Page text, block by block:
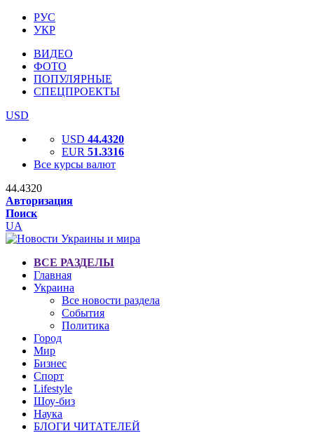
РУС
УКР
ВИДЕО
ФОТО
ПОПУЛЯРНЫЕ
СПЕЦПРОЕКТЫ
USD
USD 44.4320
EUR 51.3316
Все курсы валют
44.4320
Авторизация
Поиск
UA
ВСЕ РАЗДЕЛЫ
Главная
Украина
Все новости раздела
События
Политика
Город
Мир
Бизнес
Спорт
Lifestyle
Шоу-биз
Наука
БЛОГИ ЧИТАТЕЛЕЙ